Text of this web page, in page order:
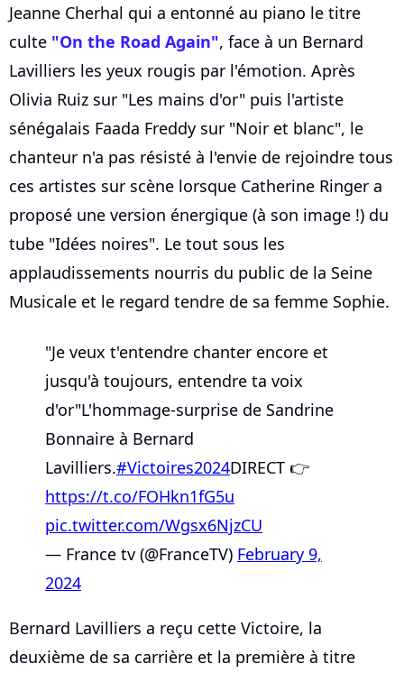
Jeanne Cherhal qui a entonné au piano le titre
culte "On the Road Again", face à un Bernard
Lavilliers les yeux rougis par l'émotion. Après
Olivia Ruiz sur "Les mains d'or" puis l'artiste
sénégalais Faada Freddy sur "Noir et blanc", le
chanteur n'a pas résisté à l'envie de rejoindre tous
ces artistes sur scène lorsque Catherine Ringer a
proposé une version énergique (à son image !) du
tube "Idées noires". Le tout sous les
applaudissements nourris du public de la Seine
Musicale et le regard tendre de sa femme Sophie.
"Je veux t'entendre chanter encore et
jusqu'à toujours, entendre ta voix
d'or"L'hommage-surprise de Sandrine
Bonnaire à Bernard
Lavilliers.#Victoires2024DIRECT 👉
https://t.co/FOHkn1fG5u
pic.twitter.com/Wgsx6NjzCU
— France tv (@FranceTV) February 9,
2024
Bernard Lavilliers a reçu cette Victoire, la
deuxième de sa carrière et la première à titre